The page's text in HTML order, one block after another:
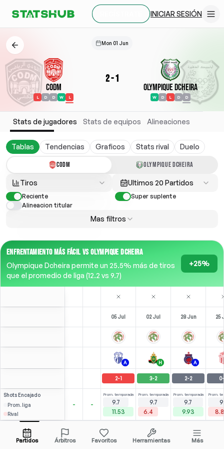
INICIAR SESIÓN
Mon 01 Jun
CODM
L D D W L
2-1
Olympique Dcheira
W D L D D
Stats de jugadores Stats de equipos Alineaciones
Tablas Tendencias Graficos Stats rival Duelo
CODM OLYMPIQUE DCHEIRA
Tiros Ultimos 20 Partidos
Reciente
Super suplente
Alineacion titular
Mas filtros
ENFRENTAMIENTO MÁS FÁCIL VS OLYMPIQUE DCHEIRA
Olympique Dcheira permite un 25.5% más de tiros
que el promedio de liga (12.2 vs 9.7)
+25%
05 Jul 02 Jul 28 Jun 25
A H A
2-1 3-2 2-2 0-
Shots Encajado
Prom. liga
Rival
- -
Prom. temporada
9.7
11.53
Prom. temporada
9.7
6.4
Prom. temporada
9.7
9.93
Prom.
M. Sahd Abrir menú
3.33
69' LST
4 (
RST- 46'
)
90'
Partidos Árbitros Favoritos Herramientas Más